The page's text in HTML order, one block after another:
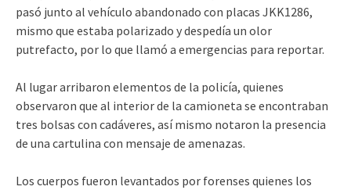
pasó junto al vehículo abandonado con placas JKK1286,
mismo que estaba polarizado y despedía un olor
putrefacto, por lo que llamó a emergencias para reportar.
Al lugar arribaron elementos de la policía, quienes
observaron que al interior de la camioneta se encontraban
tres bolsas con cadáveres, así mismo notaron la presencia
de una cartulina con mensaje de amenazas.
Los cuerpos fueron levantados por forenses quienes los